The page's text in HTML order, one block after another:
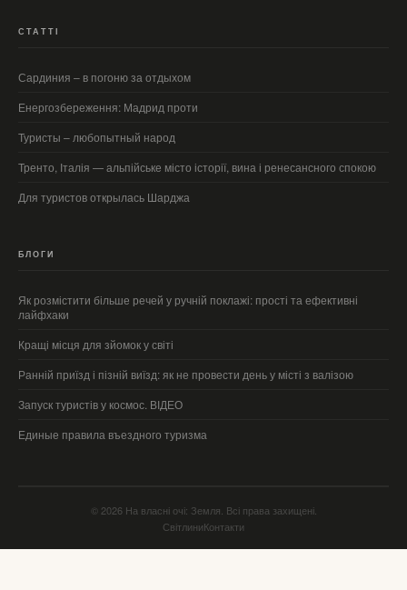
СТАТТІ
Сардиния – в погоню за отдыхом
Енергозбереження: Мадрид проти
Туристы – любопытный народ
Тренто, Італія — альпійське місто історії, вина і ренесансного спокою
Для туристов открылась Шарджа
БЛОГИ
Як розмістити більше речей у ручній поклажі: прості та ефективні
лайфхаки
Кращі місця для зйомок у світі
Ранній приїзд і пізній виїзд: як не провести день у місті з валізою
Запуск туристів у космос. ВІДЕО
Единые правила въездного туризма
© 2026 На власні очі: Земля. Всі права захищені.
СвітлиниКонтакти